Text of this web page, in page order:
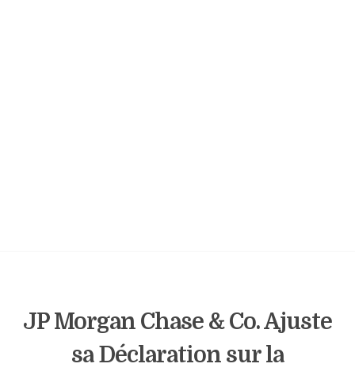
JP Morgan Chase & Co. Ajuste
sa Déclaration sur la